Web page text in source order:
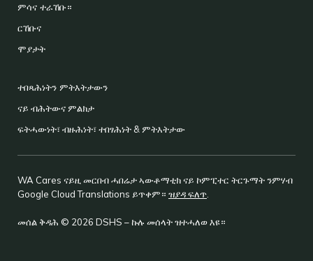
ምሳና ተራኸቡ።
ርኸቡና
ሞያታት
ተበጻሕነትን ምትእትታውን
ናይ ብሕትውና ምልክታ
ፍትሓውነት፣ ብዙሕነት፣ ተበፃሕነት & ምትእትታው
WA Cares ናይዚ መርበብ ሓበሬታ ኣውቶማቲክ ናይ ኮምፒተር ትርጉማት ንምሃብ
Google Cloud Translations ይጥቀም። ዝያዳ ፍለጥ.
መሰል ቅዳሕ © 2026 DSHS – ኩሉ መሰላት ዝተሓለወ እዩ።